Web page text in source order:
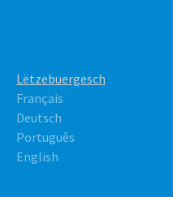
Lëtzebuergesch
Français
Deutsch
Português
English